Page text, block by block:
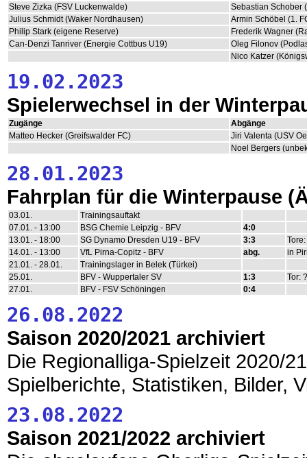
Steve Zizka (FSV Luckenwalde)
Sebastian Schober
Julius Schmidt (Waker Nordhausen)
Armin Schöbel (1.
Philip Stark (eigene Reserve)
Frederik Wagner
Can-Denzi Tanriver (Energie Cottbus U19)
Oleg Filonov
Nico Katzer
19.02.2023
Spielerwechsel in der
Zugänge
Abgänge
Matteo Hecker (Greifswalder FC)
Jiri Valenta (USV
Noel Bergers
28.01.2023
Fahrplan für die Winterpause
03.01.
Trainingsauftakt
07.01. - 13:00
BSG Chemie Leipzig - BFV
4:0
13.01. - 18:00
SG Dynamo Dresden U19 - BFV 3:3
14.01. - 13:00
VfL Pirna-Copitz - BFV abg.
in
21.01. - 28.01.
Trainingslager in Belek (Türkei)
25.01.
BFV - Wuppertaler SV 1:3
Tor: ?
27.01.
BFV - FSV Schöningen 0:4
26.08.2022
Saison 2020/2021 archiviert
Die Regionalliga-Spielzeit 2020/
Spielberichte, Statistiken, Bilder,
23.08.2022
Saison 2021/2022 archiviert